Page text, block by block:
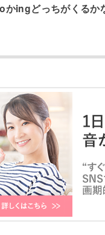
ingどっちがくるか